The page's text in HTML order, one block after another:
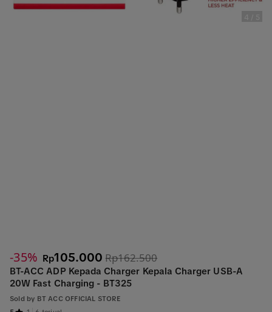
-35% Rp105.000 Rp162.500
BT-ACC ADP Kepada Charger Kepala Charger USB-A
20W Fast Charging - BT325
Sold by BT ACC OFFICIAL STORE